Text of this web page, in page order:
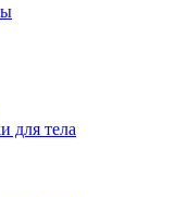
для тела